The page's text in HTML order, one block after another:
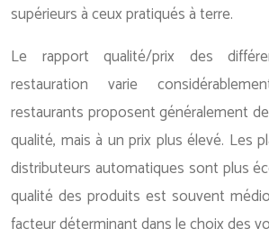
supérieurs à ceux pratiqués à terre.
Le rapport qualité/prix des
restauration varie
restaurants proposent généralement
qualité, mais à un prix plus élevé. Les
distributeurs automatiques sont plus
qualité des produits est souvent
facteur déterminant dans le choix des